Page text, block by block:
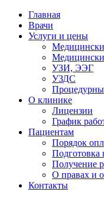
Главная
Врачи
Услуги и цены
УЗИ, ЭЭГ
УЗДС
О клинике
Лицензии
График
Пациентам
Порядок
Подготовка
Получение
О правах и
Контакты